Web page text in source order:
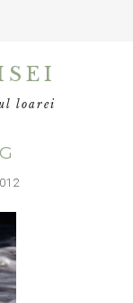
loarei